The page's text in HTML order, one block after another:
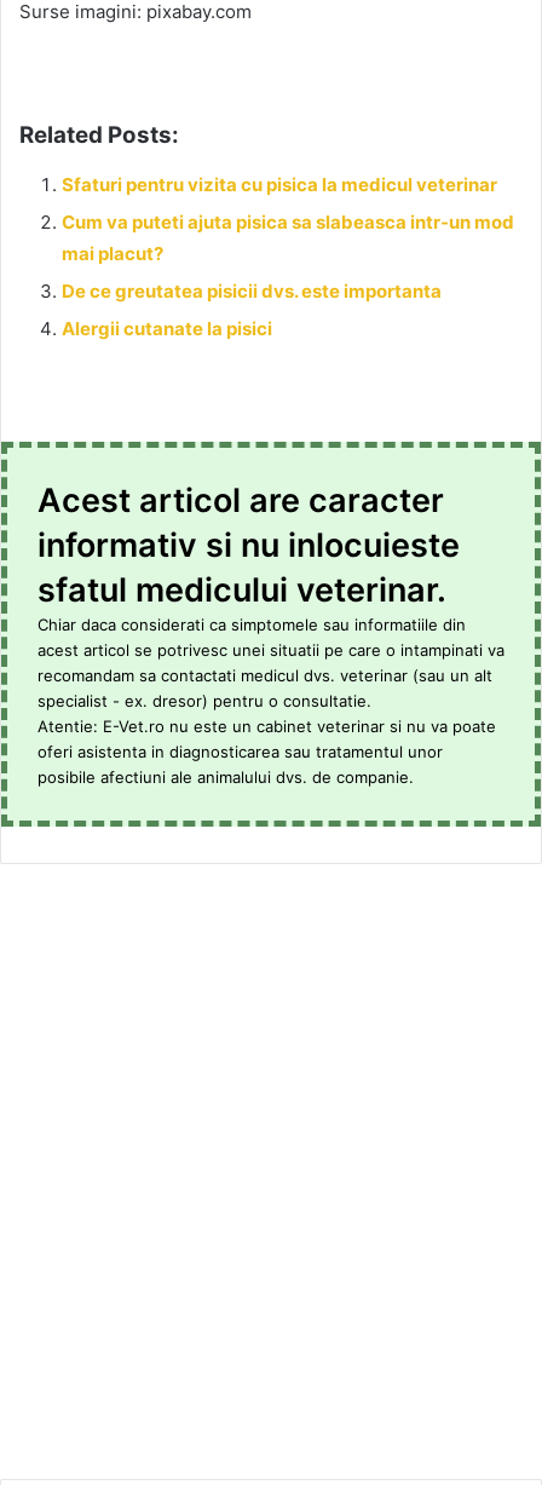
Surse imagini: pixabay.com
Related Posts:
Sfaturi pentru vizita cu pisica la medicul veterinar
Cum va puteti ajuta pisica sa slabeasca intr-un mod
mai placut?
De ce greutatea pisicii dvs. este importanta
Alergii cutanate la pisici
Acest articol are caracter
informativ si nu inlocuieste
sfatul medicului veterinar.
Chiar daca considerati ca simptomele sau informatiile din
acest articol se potrivesc unei situatii pe care o intampinati va
recomandam sa contactati medicul dvs. veterinar (sau un alt
specialist - ex. dresor) pentru o consultatie.
Atentie: E-Vet.ro nu este un cabinet veterinar si nu va poate
oferi asistenta in diagnosticarea sau tratamentul unor
posibile afectiuni ale animalului dvs. de companie.